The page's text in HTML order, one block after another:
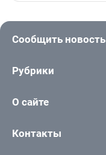
Сообщить новость
Рубрики
О сайте
Контакты